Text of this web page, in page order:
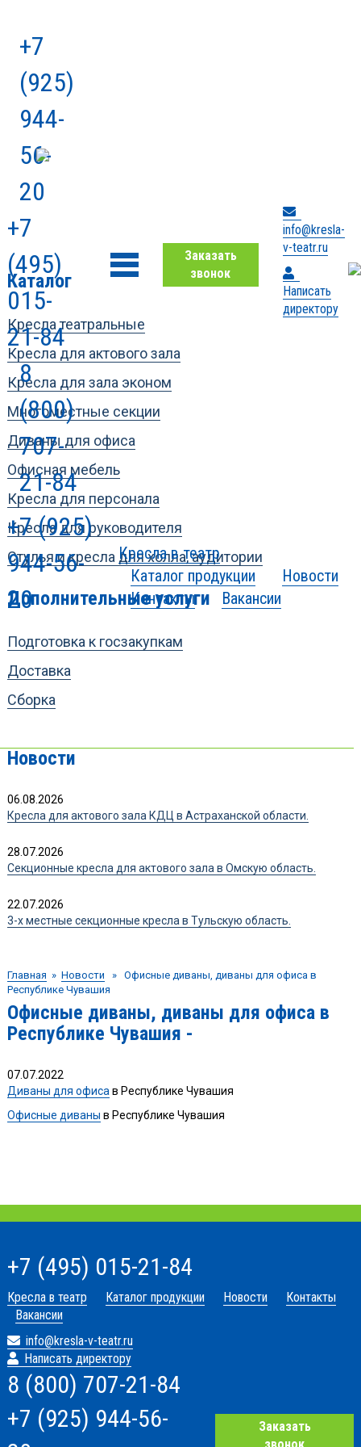
+7
(925)
944-
56-
20
+7
(495)
015-
21-84
8
(800)
707-
21-84
Заказать
звонок
info@kresla-
v-teatr.ru
Написать
директору
+7 (925)
944-56-
20
Кресла в театр
Каталог продукции
Новости
Контакты
Вакансии
Каталог
Кресла театральные
Кресла для актового зала
Кресла для зала эконом
Многоместные секции
Диваны для офиса
Офисная мебель
Кресла для персонала
Кресла для руководителя
Стулья и кресла для холла, аудитории
Дополнительные услуги
Подготовка к госзакупкам
Доставка
Сборка
Новости
06.08.2026
Кресла для актового зала КДЦ в Астраханской области.
28.07.2026
Секционные кресла для актового зала в Омскую область.
22.07.2026
3-х местные секционные кресла в Тульскую область.
Главная » Новости » Офисные диваны, диваны для офиса в
Республике Чувашия
Офисные диваны, диваны для офиса в
Республике Чувашия -
07.07.2022
Диваны для офиса в Республике Чувашия
Офисные диваны в Республике Чувашия
+7 (495) 015-21-84
Кресла в театр Каталог продукции Новости
Контакты
Вакансии
info@kresla-v-teatr.ru
Написать директору
8 (800) 707-21-84
+7 (925) 944-56-
Заказать